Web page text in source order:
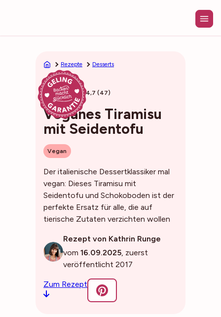
Rezepte Desserts
45min 4,7 (47)
Veganes Tiramisu
mit Seidentofu
Vegan
Der italienische Dessertklassiker mal
vegan: Dieses Tiramisu mit
Seidentofu und Schokoboden ist der
perfekte Ersatz für alle, die auf
tierische Zutaten verzichten wollen
Rezept von Kathrin Runge
vom 16.09.2025, zuerst
veröffentlicht 2017
Zum Rezept